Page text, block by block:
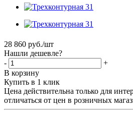
28 860 руб./шт
Нашли дешевле?
-
+
В корзину
Купить в 1 клик
Цена действительна только для
отличаться от цен в розничных